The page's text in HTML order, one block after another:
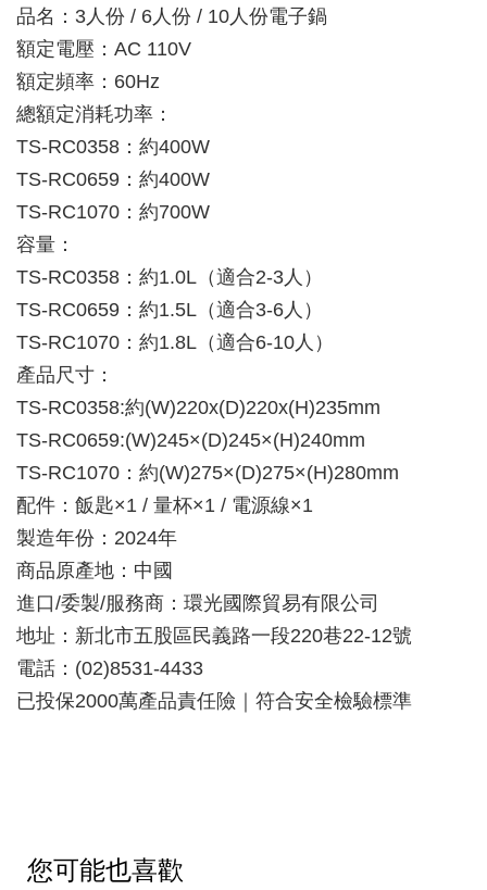
品名：3人份 / 6人份 / 10人份電子鍋
額定電壓：AC 110V
額定頻率：60Hz
總額定消耗功率：
TS-RC0358：約400W
TS-RC0659：約400W
TS-RC1070：約700W
容量：
TS-RC0358：約1.0L（適合2-3人）
TS-RC0659：約1.5L（適合3-6人）
TS-RC1070：約1.8L（適合6-10人）
產品尺寸：
TS-RC0358:約(W)220x(D)220x(H)235mm
TS-RC0659:(W)245×(D)245×(H)240mm
TS-RC1070：約(W)275×(D)275×(H)280mm
配件：飯匙×1 / 量杯×1 / 電源線×1
製造年份：2024年
商品原產地：中國
進口/委製/服務商：環光國際貿易有限公司
地址：新北市五股區民義路一段220巷22-12號
電話：(02)8531-4433
已投保2000萬產品責任險｜符合安全檢驗標準
您可能也喜歡